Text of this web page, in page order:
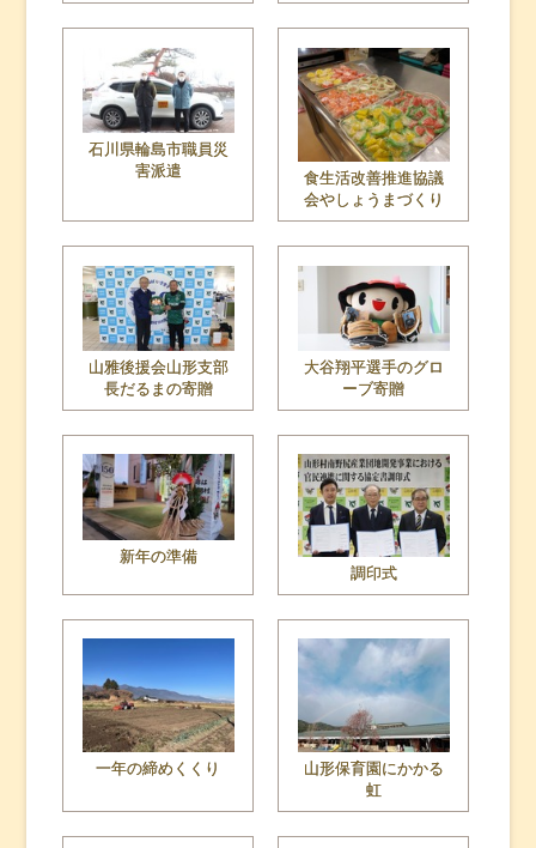
石川県輪島市職員災
害派遣
食生活改善推進協議
会やしょうまづくり
山雅後援会山形支部
長だるまの寄贈
大谷翔平選手のグロ
ーブ寄贈
新年の準備
調印式
一年の締めくくり
山形保育園にかかる
虹